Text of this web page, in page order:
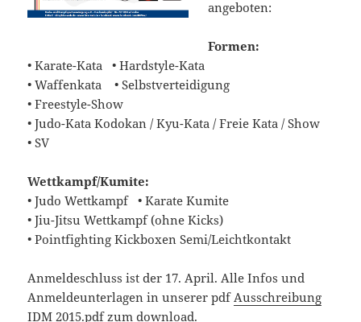
angeboten:
Formen:
• Karate-Kata • Hardstyle-Kata
• Waffenkata • Selbstverteidigung
• Freestyle-Show
• Judo-Kata Kodokan / Kyu-Kata / Freie Kata / Show
• SV
Wettkampf/Kumite:
• Judo Wettkampf • Karate Kumite
• Jiu-Jitsu Wettkampf (ohne Kicks)
• Pointfighting Kickboxen Semi/Leichtkontakt
Anmeldeschluss ist der 17. April. Alle Infos und
Anmeldeunterlagen in unserer pdfAusschreibung
IDM 2015.pdfzum download.